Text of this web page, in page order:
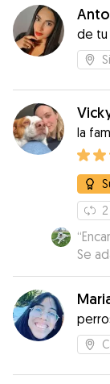
de tu
la
2
“
Se
nos